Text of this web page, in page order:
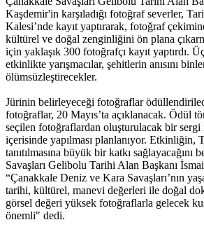
Kaşdemir'in karşıladığı fotoğraf severler,
Kalesi’nde kayıt yaptırarak, fotoğraf
kültürel ve doğal zenginliğini ön plana
için yaklaşık 300 fotoğrafçı kayıt yaptırdı.
etkinlikte yarışmacılar, şehitlerin anısını
ölümsüzleştirecekler.
Jürinin belirleyeceği fotoğraflar
fotoğraflar, 20 Mayıs’ta açıklanacak. Ödül
seçilen fotoğraflardan oluşturulacak bir sergi
içerisinde yapılması planlanıyor. Etkinliğin,
tanıtılmasına büyük bir katkı sağlayacağını
Savaşları Gelibolu Tarihi Alan Başkanı
“Çanakkale Deniz ve Kara Savaşları’nın
tarihi, kültürel, manevi değerleri ile doğal
görsel değeri yüksek fotoğraflarla gelecek
önemli" dedi.